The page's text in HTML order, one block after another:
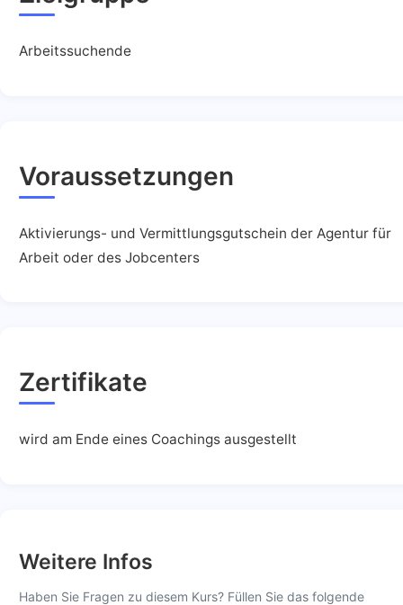
Arbeitssuchende
Voraussetzungen
Aktivierungs- und Vermittlungsgutschein der Agentur für
Arbeit oder des Jobcenters
Zertifikate
wird am Ende eines Coachings ausgestellt
Weitere Infos
Haben Sie Fragen zu diesem Kurs? Füllen Sie das folgende